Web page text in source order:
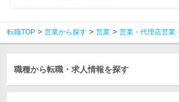
転職TOP 営業から探す 営業 営業・代理店営業
職種から転職・求人情報を探す